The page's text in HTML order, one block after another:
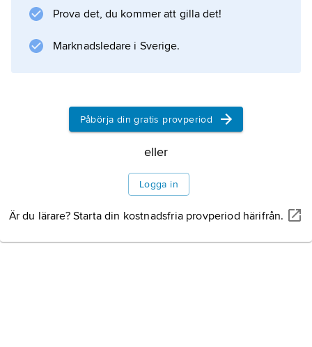
viktigt bränsle när man lagar mat.
Prova det, du kommer att gilla det!
Marknadsledare i Sverige.
Påbörja din gratis provperiod
eller
Logga in
Är du lärare? Starta din kostnadsfria provperiod härifrån.